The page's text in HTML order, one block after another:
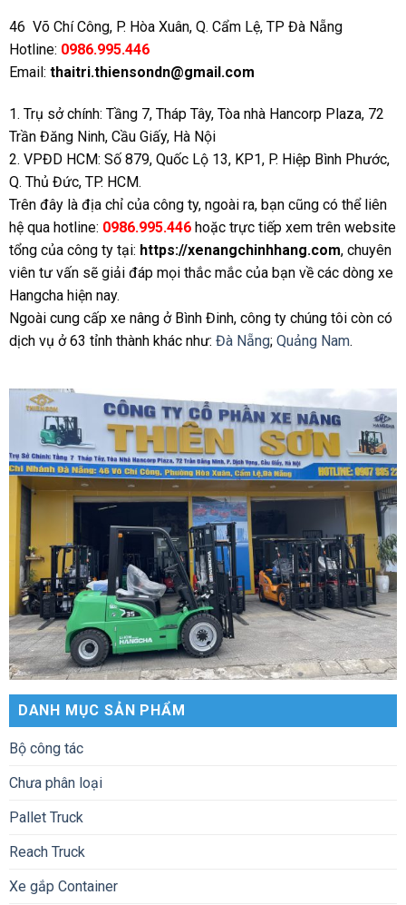
46 Võ Chí Công, P. Hòa Xuân, Q. Cẩm Lệ, TP Đà Nẵng
Hotline: 0986.995.446
Email: thaitri.thiensondn@gmail.com
1. Trụ sở chính: Tầng 7, Tháp Tây, Tòa nhà Hancorp Plaza, 72
Trần Đăng Ninh, Cầu Giấy, Hà Nội
2. VPĐD HCM: Số 879, Quốc Lộ 13, KP1, P. Hiệp Bình Phước,
Q. Thủ Đức, TP. HCM.
Trên đây là địa chỉ của công ty, ngoài ra, bạn cũng có thể liên
hệ qua hotline: 0986.995.446hoặc trực tiếp xem trên website
tổng của công ty tại: https://xenangchinhhang.com, chuyên
viên tư vấn sẽ giải đáp mọi thắc mắc của bạn về các dòng xe
Hangcha hiện nay.
Ngoài cung cấp xe nâng ở Bình Đinh, công ty chúng tôi còn có
dịch vụ ở 63 tỉnh thành khác như: Đà Nẵng; Quảng Nam.
DANH MỤC SẢN PHẨM
Bộ công tác
Chưa phân loại
Pallet Truck
Reach Truck
Xe gắp Container